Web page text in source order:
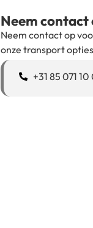
Neem contact
Neem contact op
onze transport opties
+31 85 071 10